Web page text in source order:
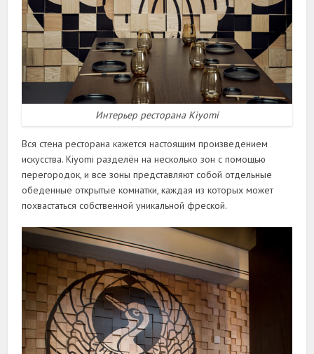
Интерьер ресторана Kiyomi
Вся стена ресторана кажется настоящим произведением
искусства. Kiyomi разделён на несколько зон с помощью
перегородок, и все зоны представляют собой отдельные
обеденные открытые комнатки, каждая из которых может
похвастаться собственной уникальной фреской.